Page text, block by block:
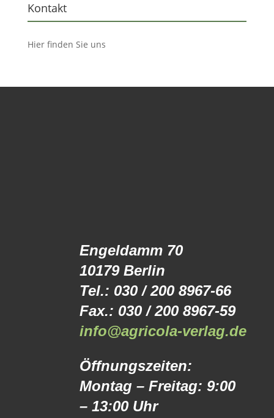
Kontakt
Hier finden Sie uns
Engeldamm 70
10179 Berlin
Tel.: 030 / 200 8967-66
Fax.: 030 / 200 8967-59
info@agricola-verlag.de
Öffnungszeiten:
Montag – Freitag: 9:00
– 13:00 Uhr